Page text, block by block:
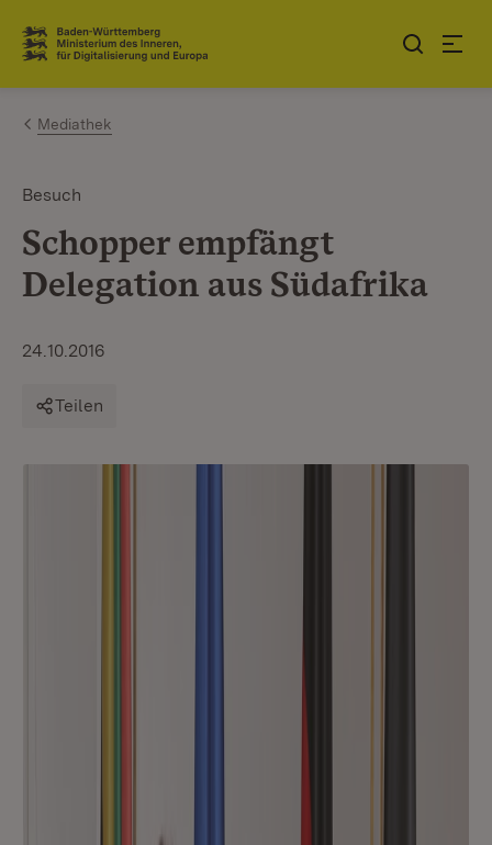
Zum Inhalt springen
Link zur Startseite
Mediathek
Besuch
Schopper empfängt
Delegation aus Südafrika
24.10.2016
Teilen